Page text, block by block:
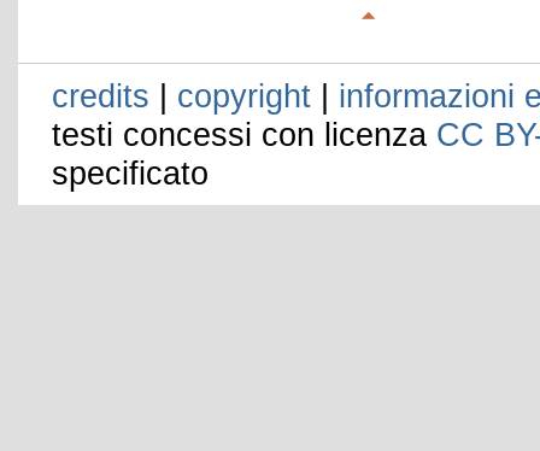
credits | copyright | informazioni
testi concessi con licenza CC
specificato